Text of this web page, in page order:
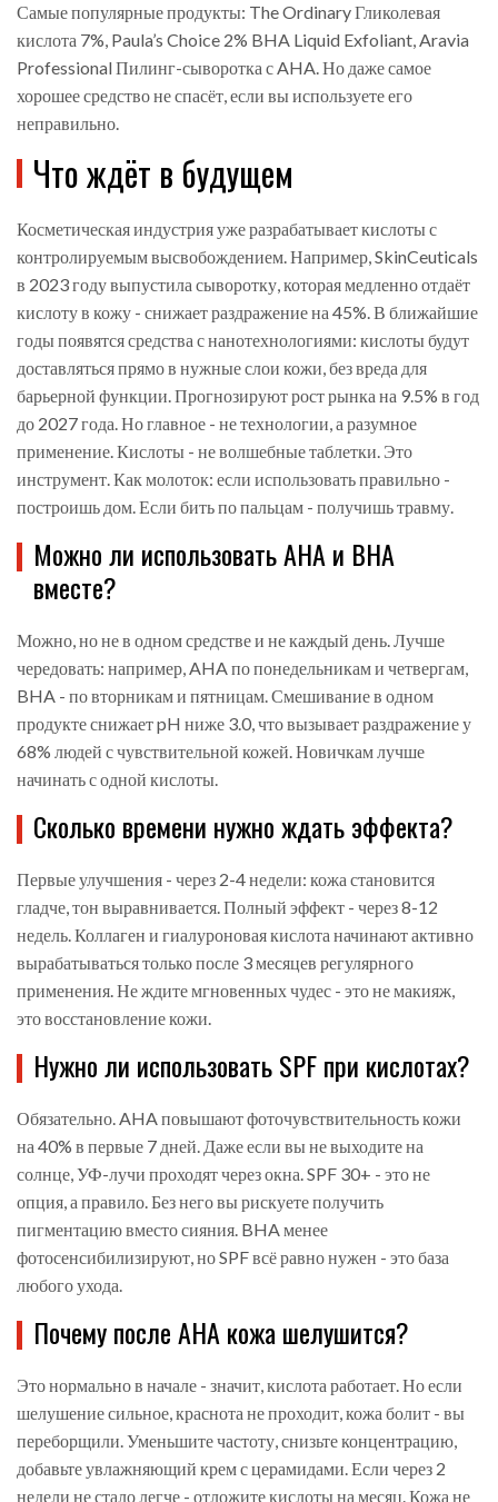
Самые популярные продукты: The Ordinary Гликолевая
кислота 7%, Paula’s Choice 2% BHA Liquid Exfoliant, Aravia
Professional Пилинг-сыворотка с AHA. Но даже самое
хорошее средство не спасёт, если вы используете его
неправильно.
Что ждёт в будущем
Косметическая индустрия уже разрабатывает кислоты с
контролируемым высвобождением. Например, SkinCeuticals
в 2023 году выпустила сыворотку, которая медленно отдаёт
кислоту в кожу - снижает раздражение на 45%. В ближайшие
годы появятся средства с нанотехнологиями: кислоты будут
доставляться прямо в нужные слои кожи, без вреда для
барьерной функции. Прогнозируют рост рынка на 9.5% в год
до 2027 года. Но главное - не технологии, а разумное
применение. Кислоты - не волшебные таблетки. Это
инструмент. Как молоток: если использовать правильно -
построишь дом. Если бить по пальцам - получишь травму.
Можно ли использовать AHA и BHA
вместе?
Можно, но не в одном средстве и не каждый день. Лучше
чередовать: например, AHA по понедельникам и четвергам,
BHA - по вторникам и пятницам. Смешивание в одном
продукте снижает pH ниже 3.0, что вызывает раздражение у
68% людей с чувствительной кожей. Новичкам лучше
начинать с одной кислоты.
Сколько времени нужно ждать эффекта?
Первые улучшения - через 2-4 недели: кожа становится
гладче, тон выравнивается. Полный эффект - через 8-12
недель. Коллаген и гиалуроновая кислота начинают активно
вырабатываться только после 3 месяцев регулярного
применения. Не ждите мгновенных чудес - это не макияж,
это восстановление кожи.
Нужно ли использовать SPF при кислотах?
Обязательно. AHA повышают фоточувствительность кожи
на 40% в первые 7 дней. Даже если вы не выходите на
солнце, УФ-лучи проходят через окна. SPF 30+ - это не
опция, а правило. Без него вы рискуете получить
пигментацию вместо сияния. BHA менее
фотосенсибилизируют, но SPF всё равно нужен - это база
любого ухода.
Почему после AHA кожа шелушится?
Это нормально в начале - значит, кислота работает. Но если
шелушение сильное, краснота не проходит, кожа болит - вы
переборщили. Уменьшите частоту, снизьте концентрацию,
добавьте увлажняющий крем с церамидами. Если через 2
недели не стало легче - отложите кислоты на месяц. Кожа не